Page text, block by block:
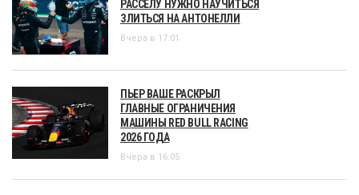
РАССЕЛУ НУЖНО НАУЧИТЬСЯ
ЗЛИТЬСЯ НА АНТОНЕЛЛИ
Вчера в 17:01
ПЬЕР ВАШЕ РАСКРЫЛ
ГЛАВНЫЕ ОГРАНИЧЕНИЯ
МАШИНЫ RED BULL RACING
2026 ГОДА
Вчера в 16:05